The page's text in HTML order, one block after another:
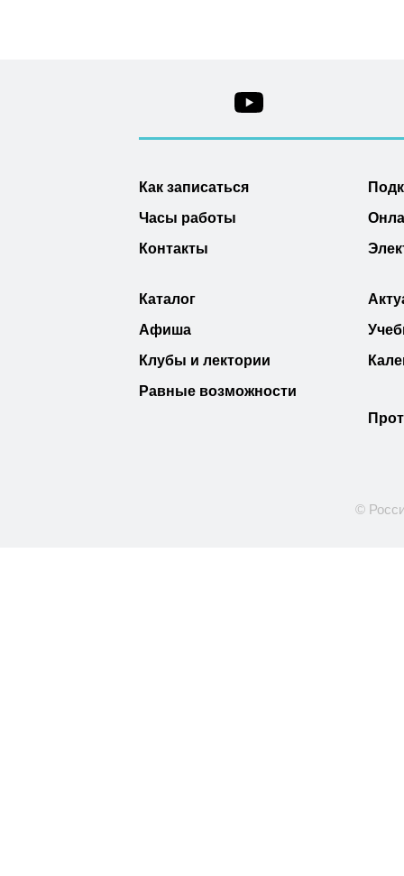
Как записаться
Часы работы
Контакты
Каталог
Афиша
Клубы и лектории
Равные возможности
©